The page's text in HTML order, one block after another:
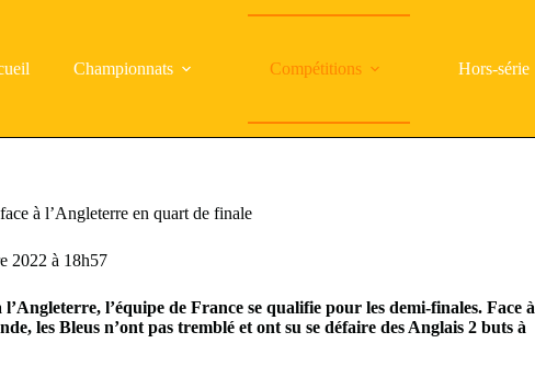
Championnats Compétitions Hors-série
à l’Angleterre en quart de finale
2022 à 18h57
l’équipe de France se qualifie pour les demi-finales. Face à
les Bleus n’ont pas tremblé et ont su se défaire des Anglais 2 buts à